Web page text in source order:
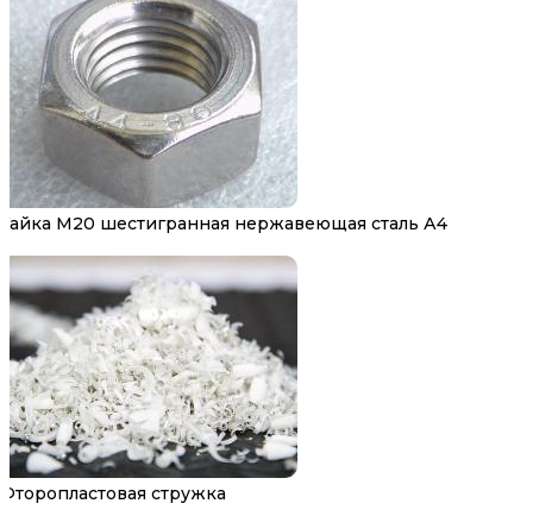
Гайка М20 шестигранная нержавеющая сталь А4
Фторопластовая стружка